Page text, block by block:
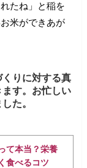
たね」と稲を
米ができあが
りに対する真
す。お忙しい
た。
て本当？栄養
食べるコツ